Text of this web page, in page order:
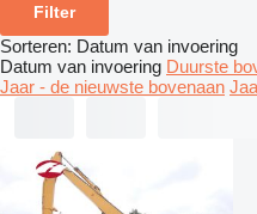
Filter
Sorteren: Datum van invoering
Datum van invoering Duurste
Jaar - de nieuwste bovenaan